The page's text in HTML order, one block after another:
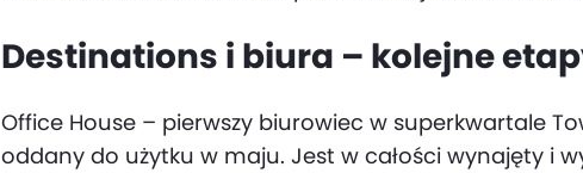
Destinations i biura – kolejne
Office House – pierwszy biurowiec w superkwartale
oddany do użytku w maju. Jest w całości wynajęty i